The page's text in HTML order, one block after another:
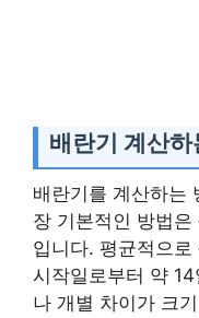
배란기 계산하
배란기를 계산하는
장 기본적인 방법
입니다. 평균적으
시작일로부터 약
나 개별 차이가 크